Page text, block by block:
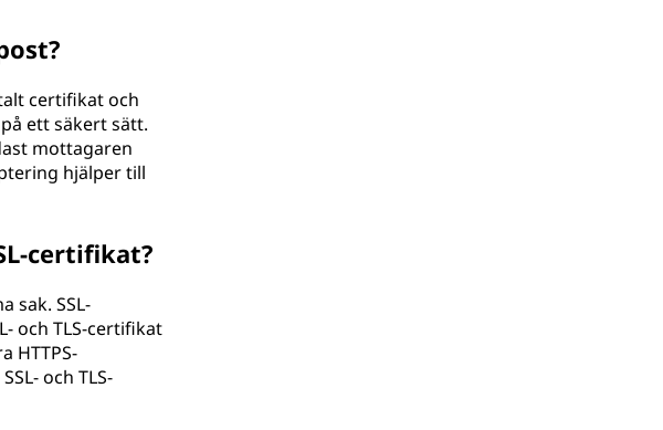
certifikat och
ett säkert sätt.
mottagaren
hjälper till
certifikat?
sak. SSL-
och TLS-certifikat
HTTPS-
och TLS-